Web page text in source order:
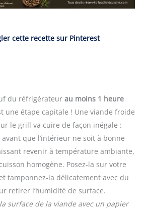
cette recette sur Pinterest
du réfrigérateur au moins 1 heure
une étape capitale ! Une viande froide
le grill va cuire de façon inégale :
que l’intérieur ne soit à bonne
revenir à température ambiante,
homogène. Posez-la sur votre
tamponnez-la délicatement avec du
retirer l’humidité de surface.
surface de la viande avec un papier